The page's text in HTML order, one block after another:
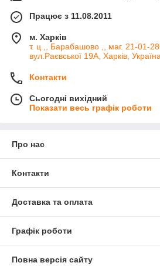
Працює з 11.08.2011
м. Харків
т. ц ,, Барабашово ,, маг. 21-01-
вул.Раєвської 19А, Харків, Україна
Контакти
Сьогодні вихідний
Показати весь графік роботи
Про нас
Контакти
Доставка та оплата
Графік роботи
Повна версія сайту